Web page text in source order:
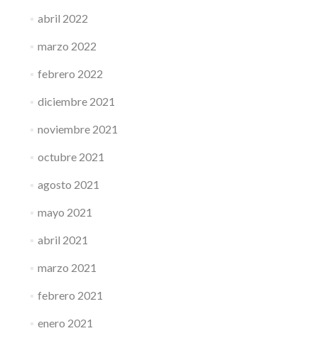
abril 2022
marzo 2022
febrero 2022
diciembre 2021
noviembre 2021
octubre 2021
agosto 2021
mayo 2021
abril 2021
marzo 2021
febrero 2021
enero 2021